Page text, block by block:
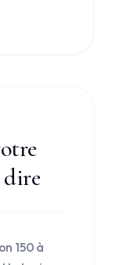
dire
150 à